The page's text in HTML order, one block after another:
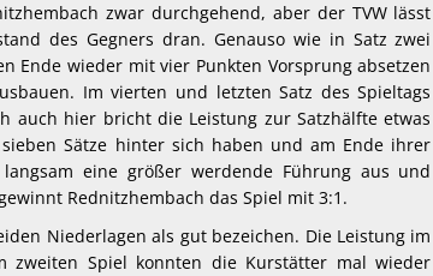
zwar durchgehend, aber der TVW lässt
des Gegners dran. Genauso wie in Satz zwei
Ende wieder mit vier Punkten Vorsprung absetzen
Im vierten und letzten Satz des Spieltags
auch hier bricht die Leistung zur Satzhälfte etwas
Sätze hinter sich haben und am Ende ihrer
eine größer werdende Führung aus und
Rednitzhembach das Spiel mit 3:1.
Niederlagen als gut bezeichen. Die Leistung im
Spiel konnten die Kurstätter mal wieder